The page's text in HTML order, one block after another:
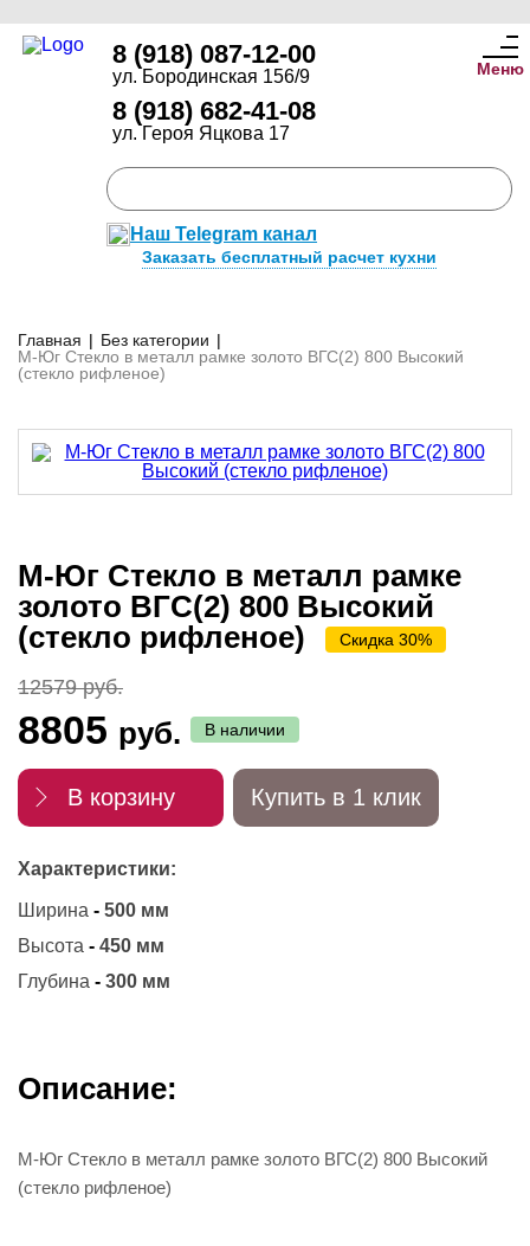
8 (918) 087-12-00
ул. Бородинская 156/9
8 (918) 682-41-08
ул. Героя Яцкова 17
Наш Telegram канал
Заказать бесплатный расчет кухни
Меню
Главная | Без категории |
М-Юг Стекло в металл рамке золото ВГС(2) 800 Высокий
(стекло рифленое)
М-Юг Стекло в металл рамке
золото ВГС(2) 800 Высокий
(стекло рифленое)
Скидка 30%
12579 руб.
8805 руб. В наличии
В корзину Купить в 1 клик
Характеристики:
Ширина - 500 мм
Высота - 450 мм
Глубина - 300 мм
Описание:
М-Юг Стекло в металл рамке золото ВГС(2) 800 Высокий
(стекло рифленое)